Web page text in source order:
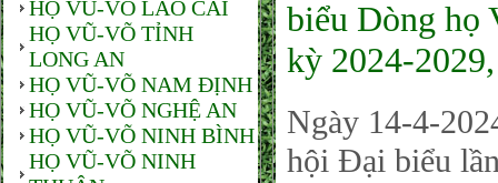
HỌ VŨ-VÕ LÀO CAI
HỌ VŨ-VÕ TỈNH
LONG AN
HỌ VŨ-VÕ NAM ĐỊNH
HỌ VŨ-VÕ NGHỆ AN
HỌ VŨ-VÕ NINH BÌNH
HỌ VŨ-VÕ NINH
biểu Dòng
kỳ 2024-
Ngày 14-4-
hội Đại biểu